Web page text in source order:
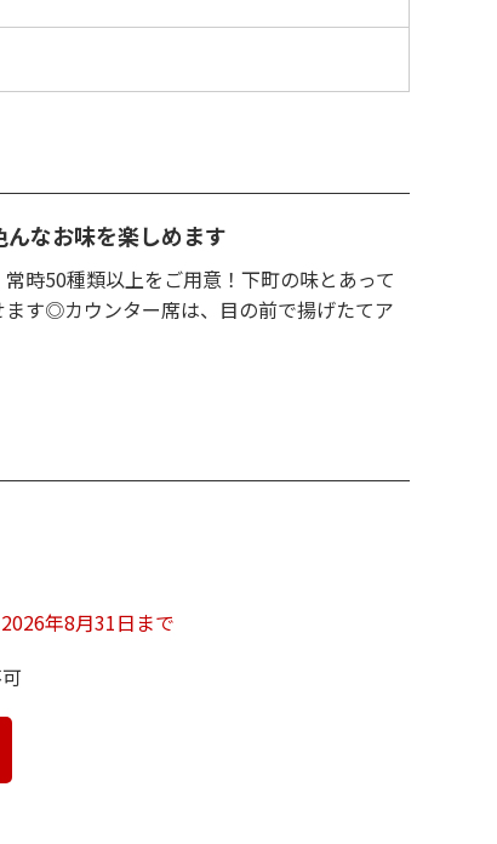
なお味を楽しめます
時50種類以上をご用意！下町の味とあって
す◎カウンター席は、目の前で揚げたてア
年8月31日まで